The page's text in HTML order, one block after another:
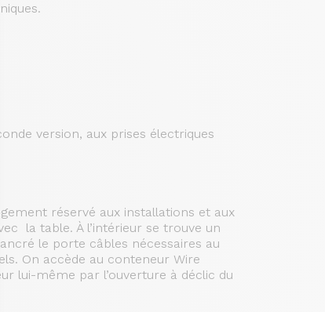
vos Options
version, aux prises électriques
réservé aux installations et aux
la table. À l’intérieur se trouve un
le porte câbles nécessaires au
On accède au conteneur Wire
lui-même par l’ouverture à déclic du